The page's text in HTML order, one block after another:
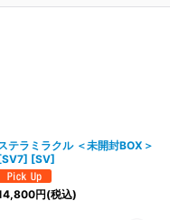
テラミラクル ＜未開封BOX＞
[SV]
円(税込)